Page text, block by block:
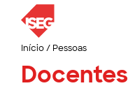
Início/ Pessoas
Docentes